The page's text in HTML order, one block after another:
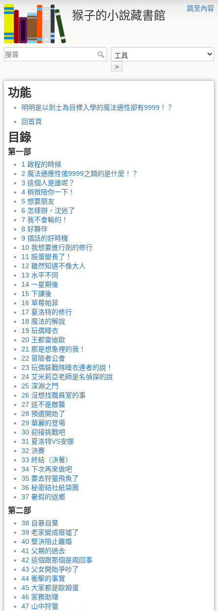
跳至內容
猴子的小說藏書館
>
功能
明明是以劍士為目標入學的魔法適性卻有9999！？
回首頁
目錄
第一部
1 啟程的時候
2 魔法適應性值9999之類的是什麼！？
3 這個人是誰呢？
4 稍微陪你一下！
5 想要朋友
6 怎樣辦，沈迷了
7 我不會輸的！
8 好夥伴
9 插話的好時機
10 我想要進行劍的修行
11 臉蛋變長了！
12 雖然知道不像大人
13 水平不同
14 一星期後
15 下課後
16 草莓帕菲
17 夏洛特的修行
18 魔法的解說
19 玩偶睡衣
20 王都雷迪歐
21 那是想象裡的我！
22 冒險者公會
23 玩偶裝戰隊睡衣連者的說！
24 艾米莉亞老師是名偵探的說
25 深淵之門
26 沒想找職員室的事
27 這不是敵襲
28 預選開始了
29 華麗的登場
30 迎接挑戰吧
31 夏洛特VS安娜
32 決賽
33 終結（決著）
34 下次再來做吧
35 要去狩獵飛魚了
36 秘密結社紙袋團
37 暑假的返鄉
第二部
38 自暴自棄
39 老家變成廢墟了
40 堅決阻止離婚
41 父親的過去
42 這個跟那個是兩回事
43 父女開始爭吵了
44 衝擊的事實
45 大家都是歐姆蛋
46 家務助理
47 山中狩獵